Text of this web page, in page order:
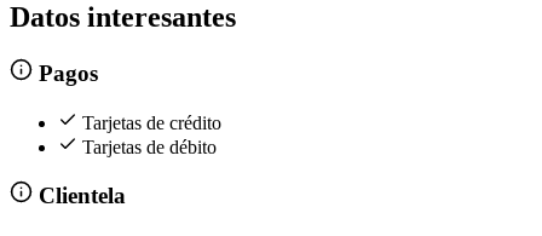
Datos interesantes
Pagos
Tarjetas de crédito
Tarjetas de débito
Clientela